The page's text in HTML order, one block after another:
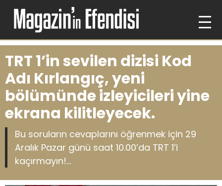
TRT 1’in sevilen dizisi Kod
Adı Kırlangıç, yeni
bölümünde izleyicileri yine
ekrana kilitleyecek.
Bu soruların cevaplarını öğrenmek için 29
Aralık Pazar günü saat 10.00’da TRT 1’i
kaçırmayın!...